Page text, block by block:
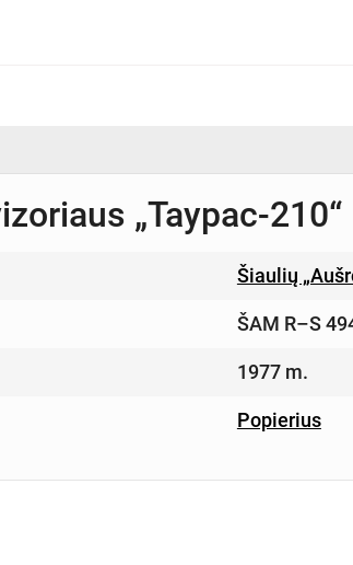
„Таурас-210“
Šiaulių
ŠAM R–S
1977 m.
Popierius